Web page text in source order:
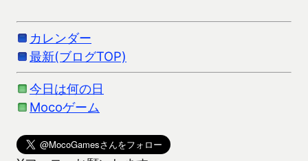
カレンダー
最新(ブログTOP)
今日は何の日
Mocoゲーム